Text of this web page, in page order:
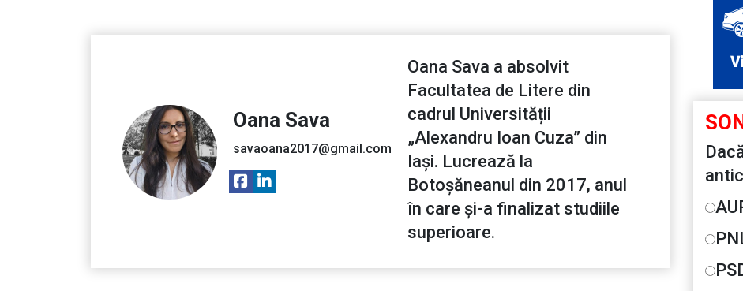
Oana Sava
savaoana2017@gmail.com
Oana Sava a absolvit
Facultatea de Litere din
cadrul Universității
„Alexandru Ioan Cuza” din
Iași. Lucrează la
Botoșăneanul din 2017, anul
în care și-a finalizat studiile
superioare.